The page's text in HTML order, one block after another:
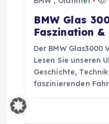
i
BMW Glas
Faszination
Der BMW Glas3000
Lesen Sie unseren
Geschichte,
faszinierenden